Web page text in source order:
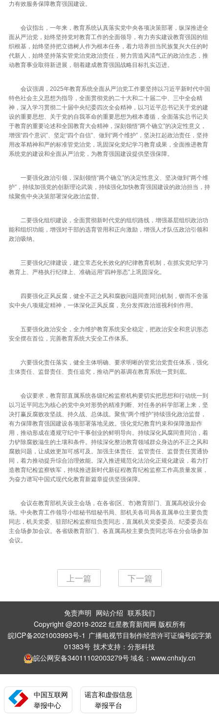
力有效服务保障教育强国建设。
会议指出，一年来，教育系统认真落实党中央各项决策部署，纵深推进全
面从严治党，始终坚持党对教育工作的全面领导，有力夯实建设教育强国的组
织根基，始终坚持把立德树人作为根本任务，着力培养担当民族复兴大任的时
代新人，始终坚持落实管党治党政治责任，努力营造风清气正的政治生态，推
动教育事业取得新进展，朝着建成教育强国战略目标扎实迈进。
会议强调，2025年教育系统全面从严治党工作要坚持以习近平新时代中国
特色社会主义思想为指导，全面贯彻党的二十大和二十届二中、三中全会精
神，深入学习贯彻二十届中央纪委四次全会精神，以习近平总书记关于党的建
设的重要思想、关于党的自我革命的重要思想为根本遵循，全面落实总书记关
于教育的重要论述和全国教育大会精神，深刻领悟“两个确立”的决定性意义，
增强“四个意识”、坚定“四个自信”、做到“两个维护”，坚决扛起政治责任，坚持
用改革精神和严的标准管党治党，巩固深化党纪学习教育成果，全面推进教育
系统党的建设和全面从严治党，为教育强国建设提供坚强保障。
一要强化政治引领，深刻领悟“两个确立”的决定性意义、坚决做到“两个维
护”，持续加强党的创新理论武装，持续强化加快教育强国建设的政治担当，持
续聚焦中央决策部署深化政治监督。
二要强化组织建设，全面贯彻新时代党的组织路线，增强基层组织政治功
能和组织功能，增强对干部的选育管用和正向激励，增强人才队伍政治引领和
政治吸纳。
三要强化纪律建设，建立常态化长效化的纪律教育机制，在抓实党纪学习
教育上、严格执行纪律上、准确运用“四种形态”上巩固深化。
四要强化正风反腐，健全不正之风和腐败问题同查同治机制，锲而不舍落
实中央八项规定精神，一体深化正风反腐，充分发挥政治巡视利剑作用。
五要强化政治安全，全力维护教育系统安全稳定，把政治安全和意识形态
安全摆在首位，完善教育系统大安全工作体系。
六要强化责任落实，健全主体明确、要求明晰的管党治党责任体系，强化
主体责任、监督责任、责任追究，推动严的基调在教育系统一贯到底。
会议要求，教育部直属系统各级纪检监察机构要切实把思想和行动统一到
以习近平同志为核心的党中央对形势的精准判断、对任务的科学部署上来，坚
决打赢反腐败攻坚战、持久战、总体战。聚焦“两个维护”持续强化政治监督，
有力保障教育强国建设各项部署落地见效。强化党纪教育约束和保障激励作
用，推动形成在遵规守纪中干事创业的鲜明导向。持续深化风腐同查同治，着
力铲除腐败滋生的土壤和条件。持续深化整治教育领域群众身边的不正之风和
腐败问题，让成效更加可感可及。加强主体责任、监管责任、监督责任贯通协
同，着力推动提升综合治理效能。深入推进规范化法治化正规化建设，着力打
造教育纪检监察铁军，持续推进新时代新征程教育纪检监察工作高质量发展，
为奋力谱写中国式现代化教育新篇章提供坚强保障。
会议在教育部机关设主会场，在各省(区、市)教育部门、直属高校设分会
场。中央教育工作领导小组秘书组秘书局、部机关各司局各直属单位主要负责
同志，机关党委、驻部纪检监察组负责同志，直属机关党委委员、纪委委员在
主会场参加会议。各省级教育部门、各直属高校主要负责同志等在分会场参加
会议。
上一篇 下一篇
免责声明 网站介绍 联系我们
Copyright @2019-2022 红星教育新闻网 版权所有
皖ICP备2021003993号-1 广播电视节目制作经营许可证编号皖字第
01383号 技术支持： 分形科技
皖公网安备34011102003279号域名：www.cnhxjy.cn
中国互联网
举报中心
谣言和虚假信息
举报平台